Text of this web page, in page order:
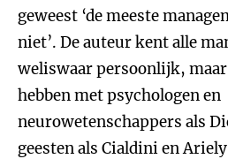
geweest ‘de meeste
niet’. De auteur kent alle
weliswaar persoonlijk,
hebben met psychologen en
neurowetenschappers als
geesten als Cialdini en